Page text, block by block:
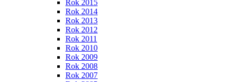
Rok 2015
Rok 2014
Rok 2013
Rok 2012
Rok 2011
Rok 2010
Rok 2009
Rok 2008
Rok 2007